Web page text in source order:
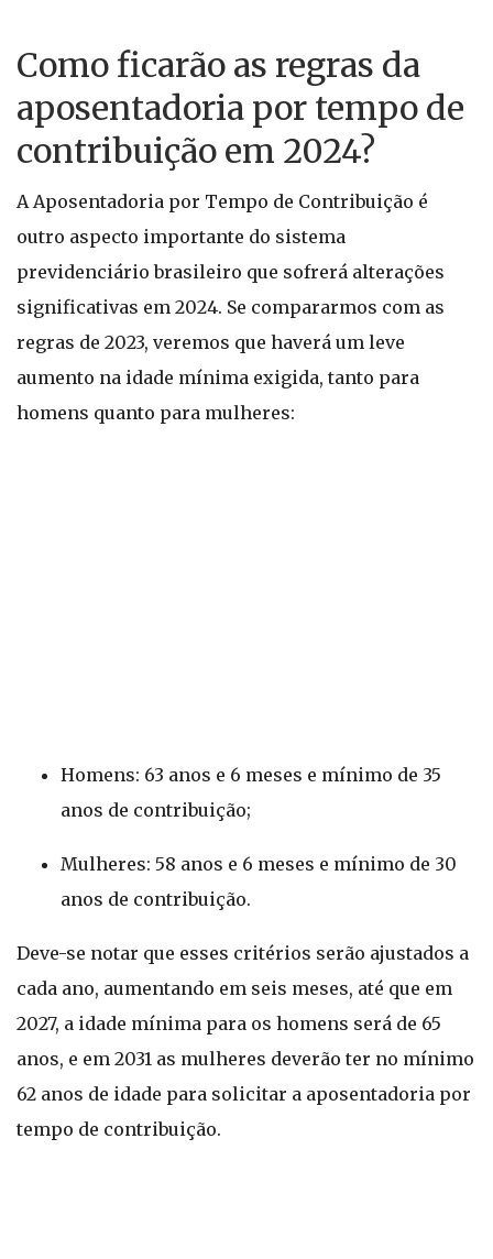
Como ficarão as regras da
aposentadoria por tempo de
contribuição em 2024?
A Aposentadoria por Tempo de Contribuição é
outro aspecto importante do sistema
previdenciário brasileiro que sofrerá alterações
significativas em 2024. Se compararmos com as
regras de 2023, veremos que haverá um leve
aumento na idade mínima exigida, tanto para
homens quanto para mulheres:
Homens: 63 anos e 6 meses e mínimo de 35
anos de contribuição;
Mulheres: 58 anos e 6 meses e mínimo de 30
anos de contribuição.
Deve-se notar que esses critérios serão ajustados a
cada ano, aumentando em seis meses, até que em
2027, a idade mínima para os homens será de 65
anos, e em 2031 as mulheres deverão ter no mínimo
62 anos de idade para solicitar a aposentadoria por
tempo de contribuição.